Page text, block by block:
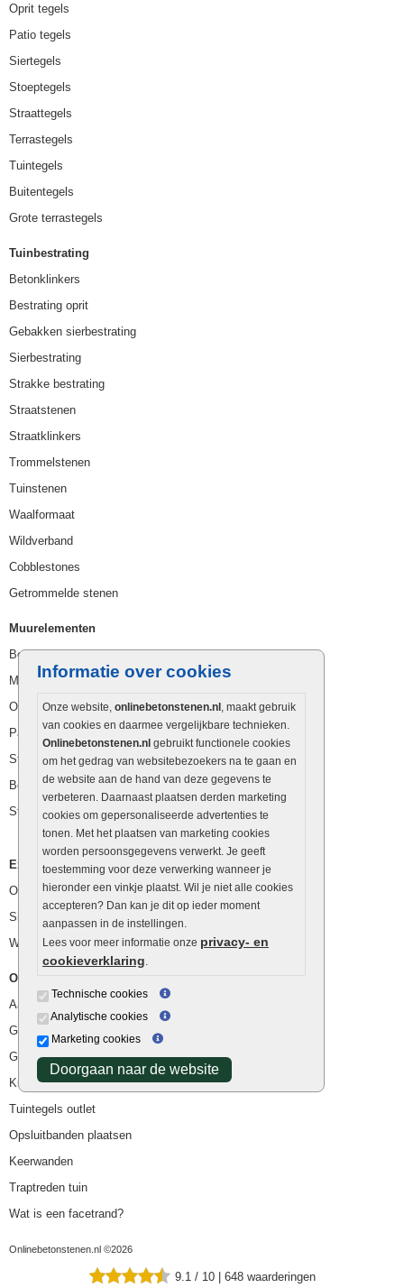
Informatie over cookies
Onze website, onlinebetonstenen.nl , maakt gebruik
van cookies en daarmee vergelijkbare technieken.
Onlinebetonstenen.nl gebruikt functionele cookies
om het gedrag van websitebezoekers na te gaan en
de website aan de hand van deze gegevens te
verbeteren. Daarnaast plaatsen derden marketing
cookies om gepersonaliseerde advertenties te
tonen. Met het plaatsen van marketing cookies
worden persoonsgegevens verwerkt. Je geeft
toestemming voor deze verwerking wanneer je
hieronder een vinkje plaatst. Wil je niet alle cookies
accepteren? Dan kan je dit op ieder moment
aanpassen in de instellingen.
Lees voor meer informatie onze privacy- en
cookieverklaring.
Technische cookies
Analytische cookies
Marketing cookies
Doorgaan naar de website
Oprit tegels
Patio tegels
Siertegels
Stoeptegels
Straattegels
Terrastegels
Tuintegels
Buitentegels
Grote terrastegels
Tuinbestrating
Betonklinkers
Bestrating oprit
Gebakken sierbestrating
Sierbestrating
Strakke bestrating
Straatstenen
Straatklinkers
Trommelstenen
Tuinstenen
Waalformaat
Wildverband
Cobblestones
Getrommelde stenen
Muurelementen
Betonbielzen
Muurstenen
Opsluitbanden
Palissaden
Stapelblokken
Betonblokken
Stapelstenen
Extra benodigdheden
Ophoogzand
Siergrind en siersplit
Waterafvoer
Overig
Aanbiedingen
Goedkope bestrating
Goedkope tuintegels
Kunstgras
Tuintegels outlet
Opsluitbanden plaatsen
Keerwanden
Traptreden tuin
Wat is een facetrand?
Onlinebetonstenen.nl ©2026
9.1 / 10 | 648 waarderingen